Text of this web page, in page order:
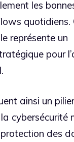
les
quotidiens.
représente un
pour
ainsi un pilier
cybersécurité
des